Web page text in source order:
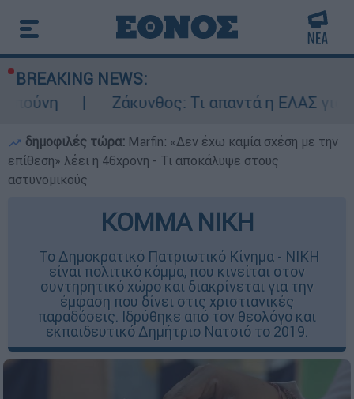
BREAKING NEWS:
Ζάκυνθος: Τι απαντά η ΕΛΑΣ για τους 8
δημοφιλές τώρα: Marfin: «Δεν έχω καμία σχέση με την
επίθεση» λέει η 46χρονη - Τι αποκάλυψε στους
αστυνομικούς
ΚΟΜΜΑ ΝΙΚΗ
Το Δημοκρατικό Πατριωτικό Κίνημα - ΝΙΚΗ
είναι πολιτικό κόμμα, που κινείται στον
συντηρητικό χώρο και διακρίνεται για την
έμφαση που δίνει στις χριστιανικές
παραδόσεις. Ιδρύθηκε από τον θεολόγο και
εκπαιδευτικό Δημήτριο Νατσιό το 2019.